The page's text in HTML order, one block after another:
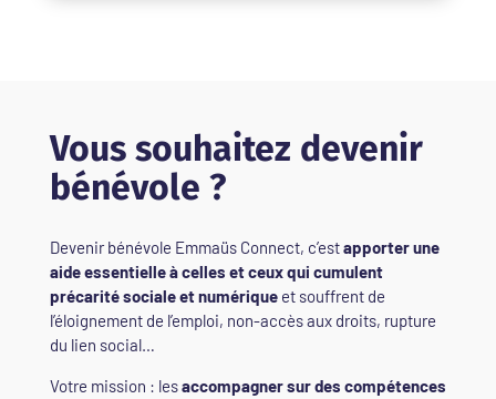
Vous souhaitez devenir
bénévole ?
Devenir bénévole Emmaüs Connect, c’estapporter une
aide essentielle à celles et ceux qui cumulent
précarité sociale et numériqueet souffrent de
l’éloignement de l’emploi, non-accès aux droits, rupture
du lien social…
Votre mission : lesaccompagner sur des compétences